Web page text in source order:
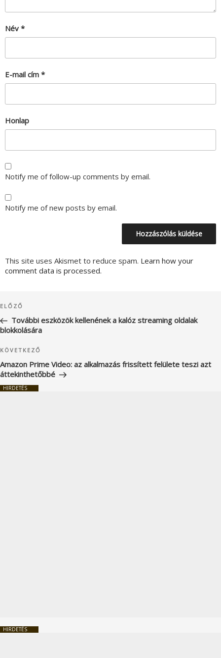
Név *
E-mail cím *
Honlap
Notify me of follow-up comments by email.
Notify me of new posts by email.
This site uses Akismet to reduce spam. Learn how your
comment data is processed.
navigáció
Korábbi
bejegyzés
ELŐZŐ
További eszközök kellenének a kalóz streaming oldalak
blokkolására
Következő
bejegyzés
KÖVETKEZŐ
Amazon Prime Video: az alkalmazás frissített felülete teszi azt
áttekinthetőbbé
HIRDETÉS
HIRDETÉS